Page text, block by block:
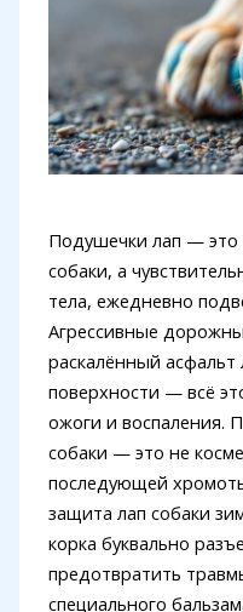
Подушечки лап — это
собаки, а
тела, ежедневно
Агрессивные
раскалённый
поверхности — всё
ожоги и воспаления.
собаки — это не
последующей
защита лап собаки
корка буквально
предотвратить
специального